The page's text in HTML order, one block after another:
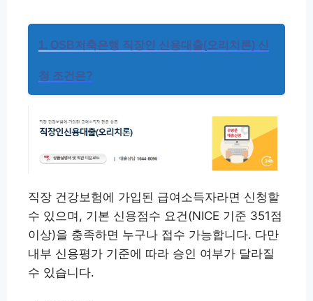
1. OSB저축은행 직장인 신용대출(오리치론) 신
청 조건은?
직장 건강보험에 가입된 급여소득자라면 신청할
수 있으며, 기본 신용점수 요건(NICE 기준 351점
이상)을 충족하면 누구나 접수 가능합니다. 다만
내부 신용평가 기준에 따라 승인 여부가 달라질
수 있습니다.